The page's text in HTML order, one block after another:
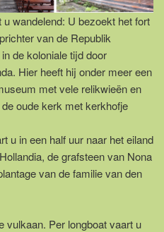
wandelend: U bezoekt het fort
van de Republik
de koloniale tijd door
Hier heeft hij onder meer een
met vele relikwieën en
oude kerk met kerkhofje
u in een half uur naar het eiland
de grafsteen van Nona
van de familie van den
vulkaan. Per longboat vaart u